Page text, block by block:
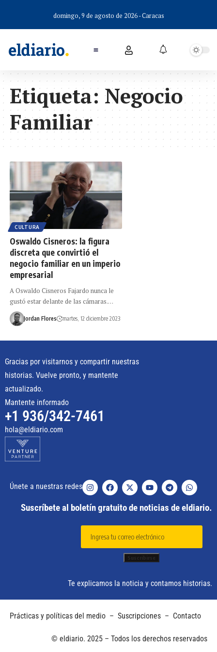
domingo, 9 de agosto de 2026 - Caracas
Etiqueta: Negocio
Familiar
CULTURA
Oswaldo Cisneros: la figura
discreta que convirtió el
negocio familiar en un imperio
empresarial
A Oswaldo Cisneros Fajardo nunca le
gustó estar delante de las cámaras.…
Jordan Flores martes, 12 diciembre 2023
Gracias por visitarnos y compartir nuestras
historias. Vuelve pronto, y mantente
actualizado.
Mantente informado
+1 936/342-7461
hola@eldiario.com
Únete a nuestras redes
Suscríbete al boletín gratuito de noticias de eldiario.
Te explicamos la noticia y contamos historias.
Prácticas y políticas del medio – Suscripciones – Contacto
© eldiario. 2025 – Todos los derechos reservados